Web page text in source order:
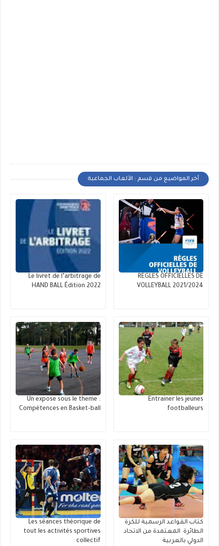
أخر المواضيع من قسم : الألعاب الجماعية
REGLES OFFICIELLES DE
VOLLEYBALL 2021/2024
Le livret de l’arbitrage de
HAND BALL Édition 2022
Entrainer les jeunes
footballeurs
Un expose sous le theme :
Compétences en Basket-ball
كتاب القواعد الرسمية للكرة
الطائرة المعتمدة من الاتحاد
الدولي بالعربية
Les séances théorique de
tout les activités sportives
collectif